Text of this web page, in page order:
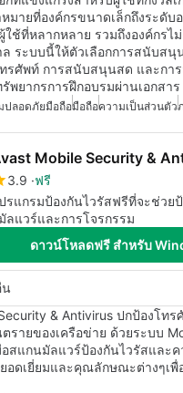
มายที่องค์กรขนาดเล็กถึงระดับ
ใช้ที่หลากหลาย รวมถึงองค์กรไ
ระบบนี้ให้ตัวเลือกการสนับสนุ
รศัพท์ การสนับสนุนสด และกา
พยากรการฝึกอบรมผ่านเอกสา
ปลอดภัยมือถือมือถือความเป็นส่วนตัว
Mobile Security &
3.9 ฟรี
รแกรมป้องกันไวรัสฟรีที่จะช่วย
ลแวร์และการโจรกรรม
ดาวน์โหลดฟรี สำหรับ
น
& Antivirus ปกป้องโท
รายของเครือข่าย ด้วยระบบ
อสแกนมัลแวร์ป้องกันไวรัสและ
อดเยี่ยมและคุณลักษณะต่างๆเ